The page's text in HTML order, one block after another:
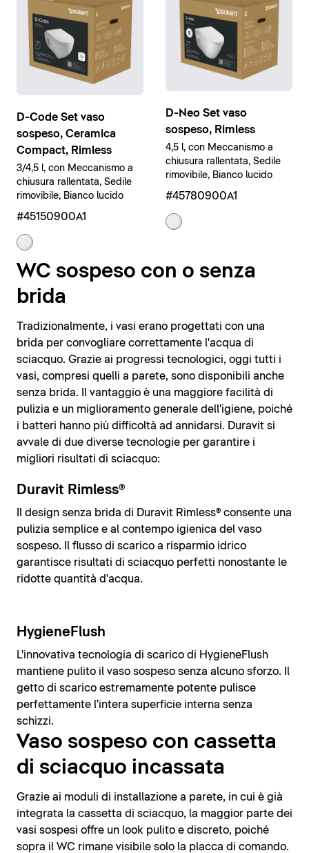
D-Code Set vaso
sospeso, Ceramica
Compact, Rimless
3/4,5 l, con Meccanismo a
chiusura rallentata, Sedile
rimovibile, Bianco lucido
#45150900A1
D-Neo Set vaso
sospeso, Rimless
4,5 l, con Meccanismo a
chiusura rallentata, Sedile
rimovibile, Bianco lucido
#45780900A1
WC sospeso con o senza
brida
Tradizionalmente, i vasi erano progettati con una
brida per convogliare correttamente l'acqua di
sciacquo. Grazie ai progressi tecnologici, oggi tutti i
vasi, compresi quelli a parete, sono disponibili anche
senza brida. Il vantaggio è una maggiore facilità di
pulizia e un miglioramento generale dell'igiene, poiché
i batteri hanno più difficoltà ad annidarsi. Duravit si
avvale di due diverse tecnologie per garantire i
migliori risultati di sciacquo:
Duravit Rimless®
Il design senza brida di Duravit Rimless® consente una
pulizia semplice e al contempo igienica del vaso
sospeso. Il flusso di scarico a risparmio idrico
garantisce risultati di sciacquo perfetti nonostante le
ridotte quantità d'acqua.
HygieneFlush
L'innovativa tecnologia di scarico di HygieneFlush
mantiene pulito il vaso sospeso senza alcuno sforzo. Il
getto di scarico estremamente potente pulisce
perfettamente l'intera superficie interna senza
schizzi.
Vaso sospeso con cassetta
di sciacquo incassata
Grazie ai moduli di installazione a parete, in cui è già
integrata la cassetta di sciacquo, la maggior parte dei
vasi sospesi offre un look pulito e discreto, poiché
sopra il WC rimane visibile solo la placca di comando.